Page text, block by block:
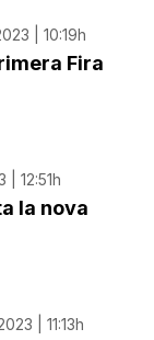
| 10:19h
Fira
| 12:51h
la nova
| 11:13h